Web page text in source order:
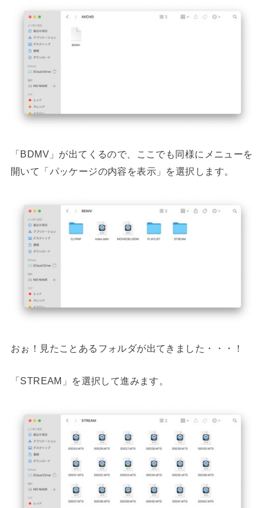
「BDMV」が出てくるので、ここでも同様にメニューを
開いて「パッケージの内容を表示」を選択します。
おぉ！見たことあるフォルダが出てきました・・・！
「STREAM」を選択して進みます。